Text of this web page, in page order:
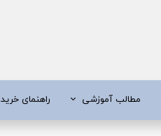
مطالب آموزشی راهنمای خرید